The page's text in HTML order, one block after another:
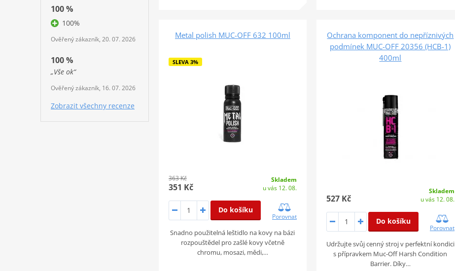
100 %
100%
Ověřený zákazník, 20. 07. 2026
100 %
„Vše ok“
Ověřený zákazník, 16. 07. 2026
Zobrazit všechny recenze
Metal polish MUC-OFF 632 100ml
SLEVA 3%
363 Kč
351 Kč
Skladem
u vás 12. 08.
Do košíku
Porovnat
Snadno použitelná leštidlo na kovy na bázi
rozpouštědel pro zašlé kovy včetně
chromu, mosazi, mědi,…
Ochrana komponent do nepříznivých
podmínek MUC-OFF 20356 (HCB-1)
400ml
527 Kč
Skladem
u vás 12. 08.
Do košíku
Porovnat
Udržujte svůj cenný stroj v perfektní kondici
s přípravkem Muc-Off Harsh Condition
Barrier. Díky…